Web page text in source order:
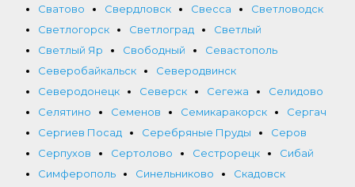
Сватово
Свердловск Свесса
Светловодск
Светлогорск
Светлоград
Светлый
Светлый Яр
Свободный
Севастополь
Северобайкальск
Северодвинск
Северодонецк
Северск Сегежа
Селидово
Селятино
Семенов Семикаракорск
Сергач
Сергиев Посад
Серебряные Пруды
Серов
Серпухов
Сертолово Сестрорецк
Сибай
Симферополь
Синельниково
Скадовск